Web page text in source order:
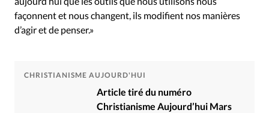
façonnent et nous changent, ils modifient nos manières
d’agir et de penser.»
CHRISTIANISME AUJOURD'HUI
Article tiré du numéro
Christianisme Aujourd’hui Mars